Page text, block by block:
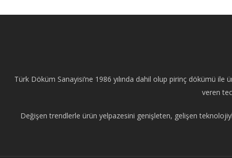
Türk Döküm Sanayisi’ne 1986 yılında dahil olup pirinç dökümü
veren
Değişen trendlerle ürün yelpazesini genişleten, gelişen